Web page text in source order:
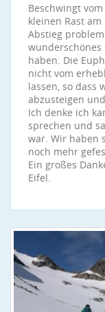
Beschwingt
kleinen Rast
Abstieg
wunderschönes
haben. Die
nicht vom
lassen, so dass
abzusteigen
Ich denke ich
sprechen und
war. Wir haben
noch mehr
Ein großes
Eifel.